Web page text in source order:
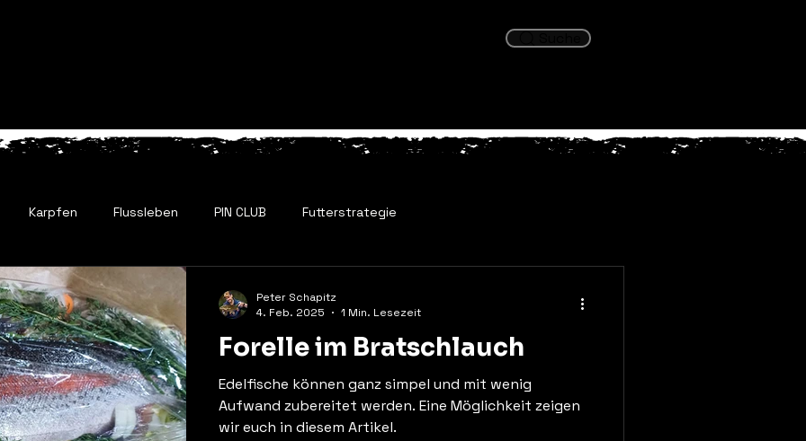
Karpfen Flussleben PIN CLUB Futterstrategie
Forelle im Bratschlauch
Edelfische können ganz simpel und mit wenig
Aufwand zubereitet werden. Eine Möglichkeit zeigen
wir euch in diesem Artikel.
Peter Schapitz
4. Feb. 2025
1 Min. Lesezeit